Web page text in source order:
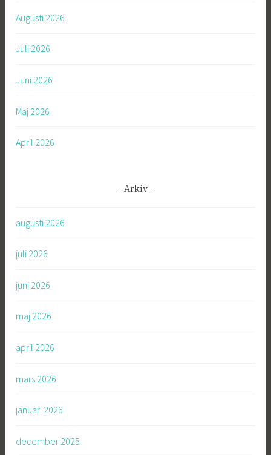
e
:
Augusti 2026
Juli 2026
Juni 2026
Maj 2026
April 2026
Arkiv
augusti 2026
juli 2026
juni 2026
maj 2026
april 2026
mars 2026
januari 2026
december 2025